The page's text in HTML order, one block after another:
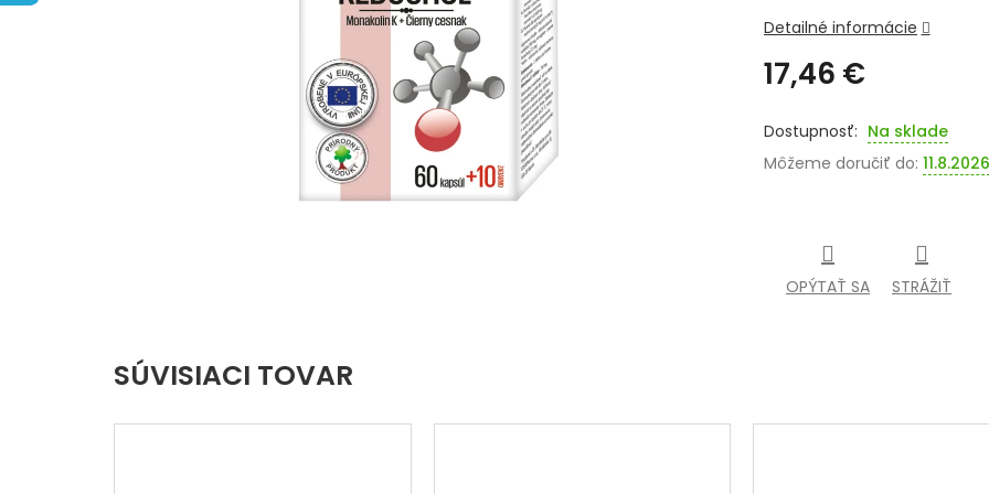
17,46 €
cena:
Na sklade
Môžeme doručiť do: 11.8.2026
Detailné informácie
OPÝTAŤ SA STRÁŽIŤ
SÚVISIACI TOVAR